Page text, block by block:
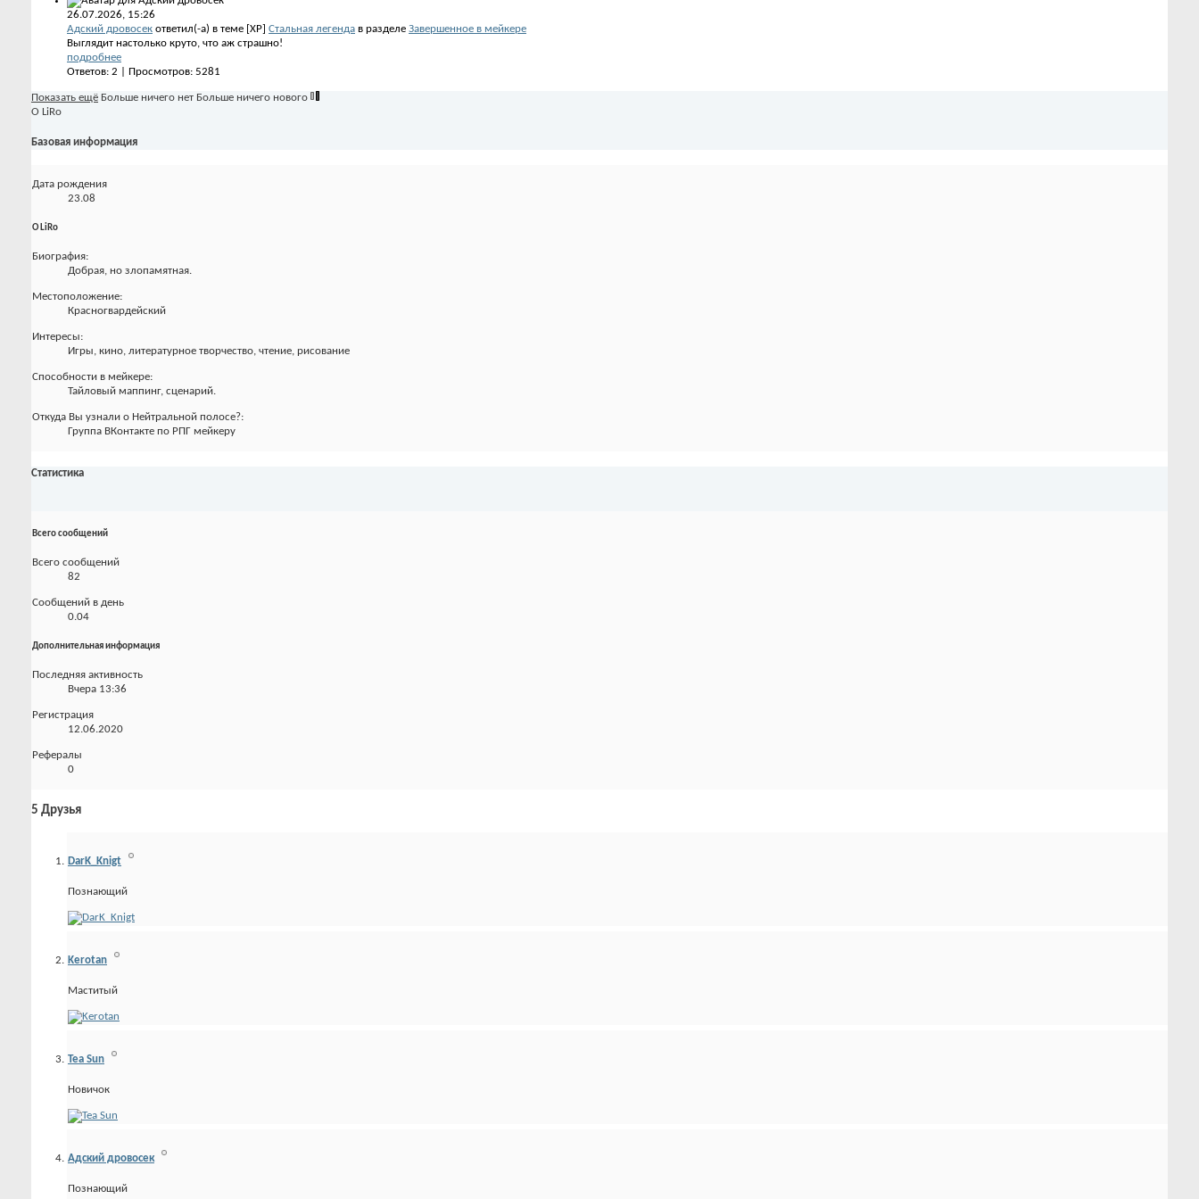
26.07.2026, 15:26
Адский дровосек ответил(-а) в теме [XP] Стальная легенда в разделе Завершенное в мейкере
Выглядит настолько круто, что аж страшно!
подробнее
Ответов: 2 | Просмотров: 5281
Показать ещё Больше ничего нет Больше ничего нового
О LiRo
Базовая информация
Дата рождения
23.08
О LiRo
Биография:
Добрая, но злопамятная.
Местоположение:
Красногвардейский
Интересы:
Игры, кино, литературное творчество, чтение, рисование
Способности в мейкере:
Тайловый маппинг, сценарий.
Откуда Вы узнали о Нейтральной полосе?:
Группа ВКонтакте по РПГ мейкеру
Статистика
Всего сообщений
Всего сообщений
82
Сообщений в день
0.04
Дополнительная информация
Последняя активность
Вчера 13:36
Регистрация
12.06.2020
Рефералы
0
5 Друзья
DarK_Knigt
Познающий
Kerotan
Маститый
Tea Sun
Новичок
Адский дровосек
Познающий